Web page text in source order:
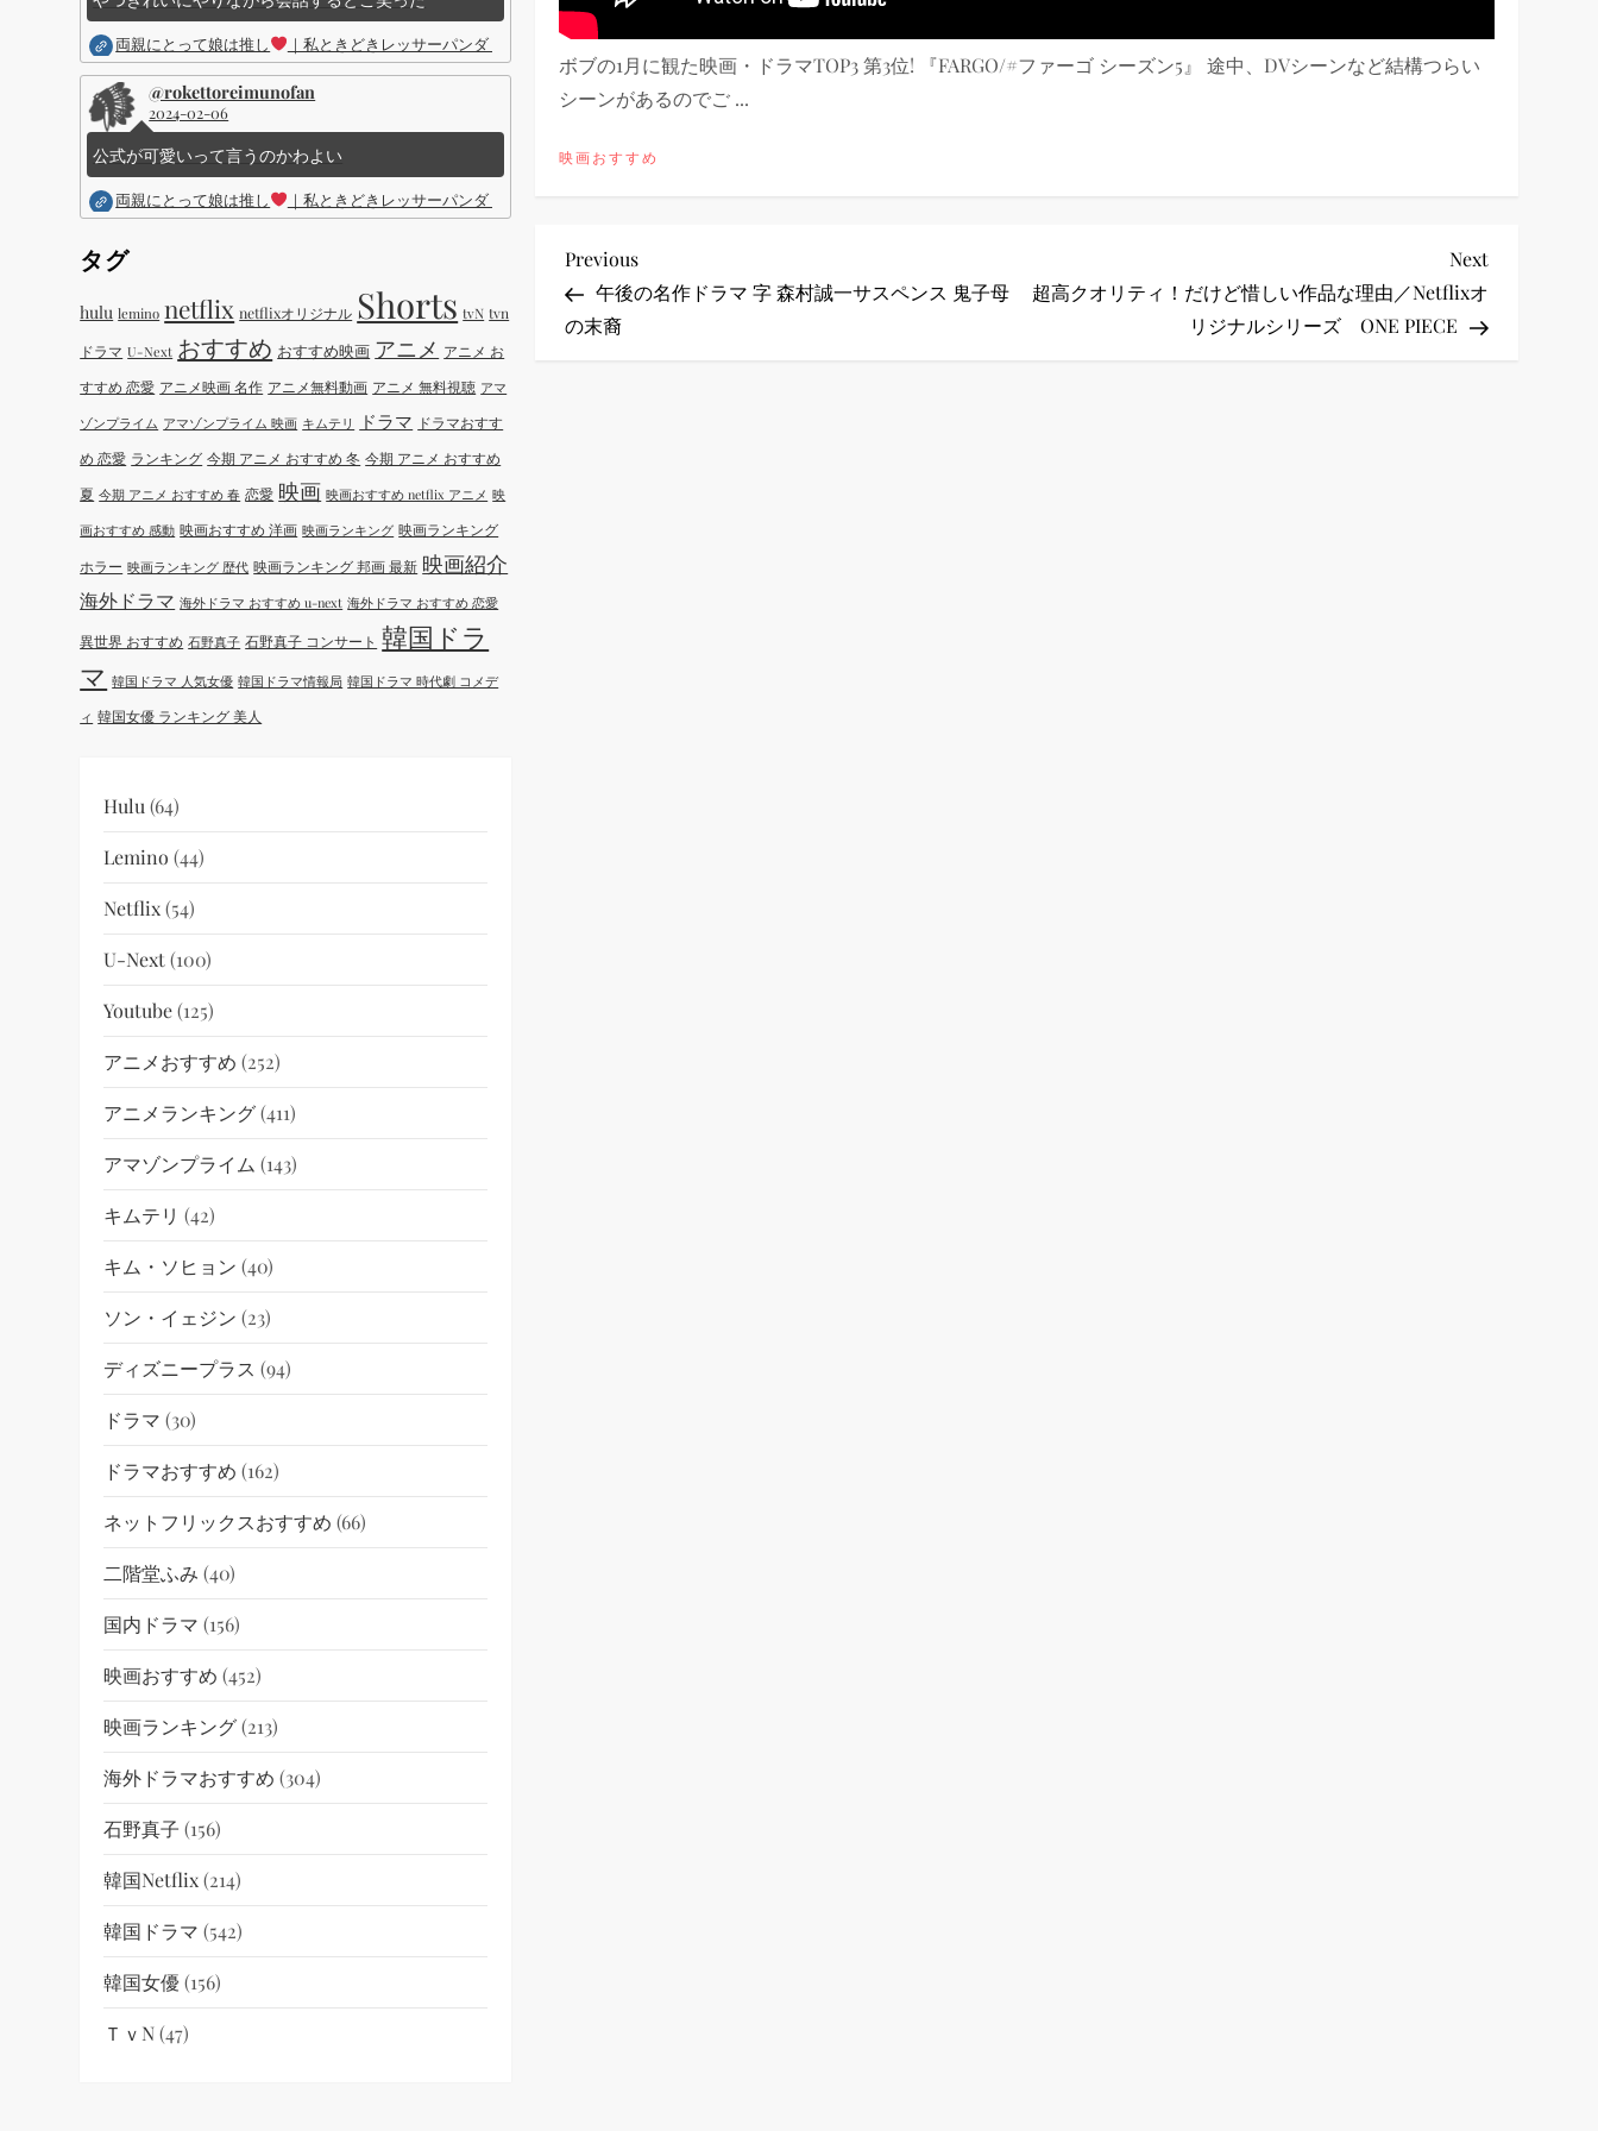
ボブの1月に観た映画・ドラマTOP3 第3位! 『FARGO/#ファーゴ シーズン5』 途中、DVシーンなど結構つらい
シーンがあるのでご ...
映画おすすめ
投
稿
Previous
Post
Previous
午後の名作ドラマ 字 森村誠一サスペンス 鬼子母
の末裔
Next
Post
Next
超高クオリティ！だけど惜しい作品な理由／Netflixオ
リジナルシリーズ ONE PIECE
両親にとって娘は推し ｜私ときどきレッサーパンダ ｜Disney (ディズニープラス）
@rokettoreimunofan
2024-02-06
公式が可愛いって言うのかわよい
両親にとって娘は推し ｜私ときどきレッサーパンダ ｜Disney (ディズニープラス）
タグ
hulu lemino netflix netflixオリジナル Shorts tvN tvn
ドラマ U-Next おすすめ おすすめ映画 アニメ アニメ お
すすめ 恋愛 アニメ映画 名作 アニメ無料動画 アニメ 無料視聴 アマ
ゾンプライム アマゾンプライム 映画 キムテリ ドラマ ドラマおすす
め 恋愛 ランキング 今期 アニメ おすすめ 冬 今期 アニメ おすすめ
夏 今期 アニメ おすすめ 春 恋愛 映画 映画おすすめ netflix アニメ 映
画おすすめ 感動 映画おすすめ 洋画 映画ランキング 映画ランキング
ホラー 映画ランキング 歴代 映画ランキング 邦画 最新 映画紹介
海外ドラマ 海外ドラマ おすすめ u-next 海外ドラマ おすすめ 恋愛
異世界 おすすめ 石野真子 石野真子 コンサート 韓国ドラ
マ 韓国ドラマ 人気女優 韓国ドラマ情報局 韓国ドラマ 時代劇 コメデ
ィ 韓国女優 ランキング 美人
Hulu (64)
Lemino (44)
Netflix(54)
U-Next(100)
Youtube(125)
アニメおすすめ (252)
アニメランキング(411)
アマゾンプライム (143)
キムテリ (42)
キム・ソヒョン (40)
ソン・イェジン (23)
ディズニープラス (94)
ドラマ (30)
ドラマおすすめ (162)
ネットフリックスおすすめ (66)
二階堂ふみ (40)
国内ドラマ (156)
映画おすすめ (452)
映画ランキング(213)
海外ドラマおすすめ (304)
石野真子 (156)
韓国netflix(214)
韓国ドラマ (542)
韓国女優(156)
ＴｖN(47)